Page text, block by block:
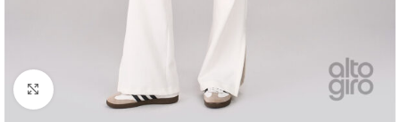
Click to enlarge